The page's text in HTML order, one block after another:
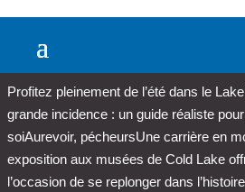
Profitez pleinement de l’été dans le
grande incidence : un guide réaliste
soiAurevoir, pécheursUne carrière en
exposition aux musées de Cold Lake
l’occasion de se replonger dans